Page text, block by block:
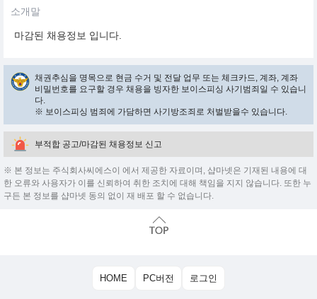
소개말
마감된 채용정보 입니다.
채권추심을 명목으로 현금 수거 및 전달 업무 또는 체크카드, 계좌, 계좌
비밀번호를 요구할 경우 채용을 빙자한 보이스피싱 사기범죄일 수 있습니
다.
※ 보이스피싱 범죄에 가담하면 사기방조죄로 처벌받을수 있습니다.
부적합 공고/마감된 채용정보 신고
※ 본 정보는 주식회사씨에스이 에서 제공한 자료이며, 샵마넷은 기재된 내용에 대
한 오류와 사용자가 이를 신뢰하여 취한 조치에 대해 책임을 지지 않습니다. 또한 누
구든 본 정보를 샵마넷 동의 없이 재 배포 할 수 없습니다.
HOME PC버전 로그인